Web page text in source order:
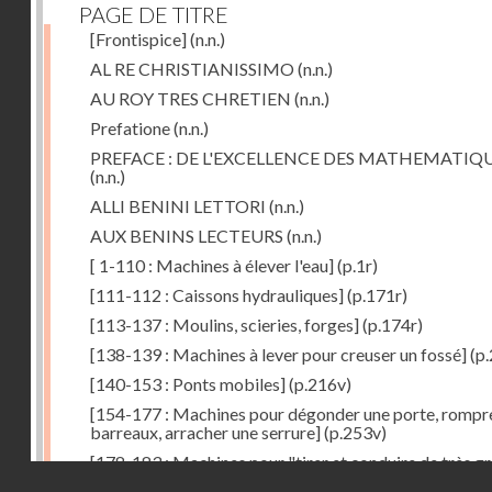
PAGE DE TITRE
[Frontispice](n.n.)
AL RE CHRISTIANISSIMO (n.n.)
AU ROY TRES CHRETIEN (n.n.)
Prefatione(n.n.)
PREFACE : DE L'EXCELLENCE DES
(n.n.)
ALLI BENINI LETTORI (n.n.)
AUX BENINS LECTEURS (n.n.)
[ 1-110 : Machines à élever l'eau](p.1r)
[111-112 : Caissons hydrauliques](p.171r)
[113-137 : Moulins, scieries, forges](p.174r)
[138-139 : Machines à lever pour creuser un fossé]
[140-153 : Ponts mobiles](p.216v)
[154-177 : Machines pour dégonder une porte,
barreaux, arracher une serrure](p.253v)
[178-183 : Machines pour "tirer et conduire de très